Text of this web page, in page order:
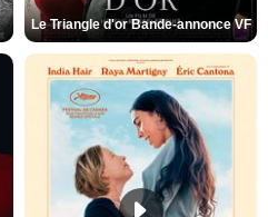
Le Triangle d'or Bande-annonce VF